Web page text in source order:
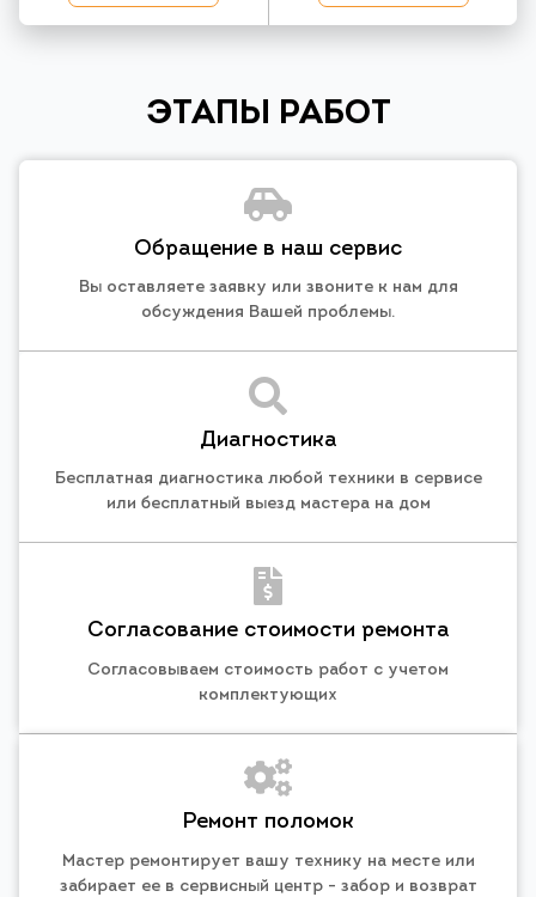
ЭТАПЫ РАБОТ
Обращение в наш сервис
Вы оставляете заявку или звоните к нам для
обсуждения Вашей проблемы.
Диагностика
Бесплатная диагностика любой техники в сервисе
или бесплатный выезд мастера на дом
Согласование стоимости ремонта
Согласовываем стоимость работ с учетом
комплектующих
Ремонт поломок
Мастер ремонтирует вашу технику на месте или
забирает ее в сервисный центр - забор и возврат